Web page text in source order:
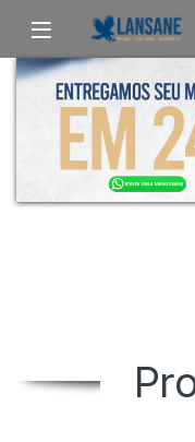
Saltar para navegação
Pular para o conteúdo